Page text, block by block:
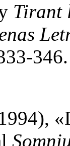
Tirant
346.